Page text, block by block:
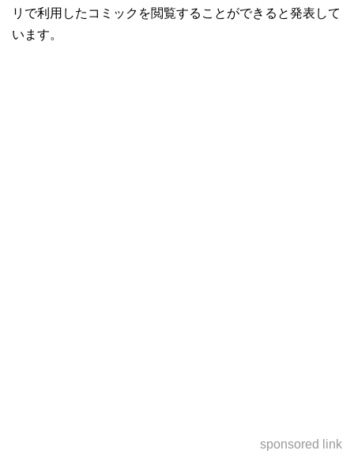
リで利用したコミックを閲覧することができると発表して
います。
sponsored link